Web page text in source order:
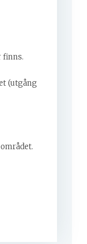
finns.
(utgång